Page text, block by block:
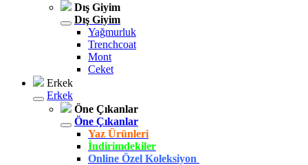
Dış Giyim
Dış Giyim
Yağmurluk
Trenchcoat
Mont
Ceket
Erkek
Erkek
Öne Çıkanlar
Öne Çıkanlar
Yaz Ürünleri
İndirimdekiler
Online Özel Koleksiyon